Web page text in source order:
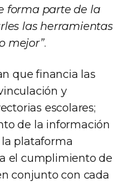
forma parte de la
las herramientas
mejor”.
que financia las
y
escolares;
de la información
plataforma
el cumplimiento de
conjunto con cada